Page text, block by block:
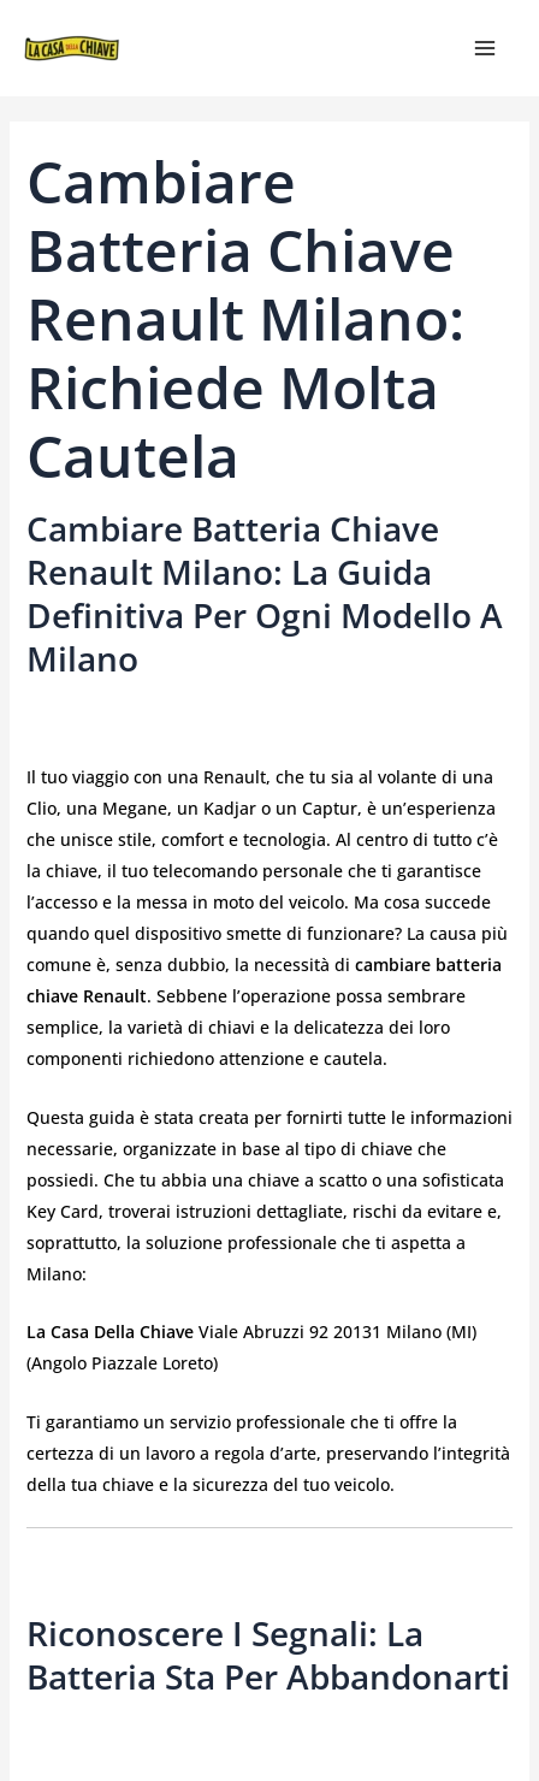
Cambiare
Batteria Chiave
Renault Milano:
Richiede Molta
Cautela
Cambiare Batteria Chiave
Renault Milano: La Guida
Definitiva Per Ogni Modello A
Milano
Il tuo viaggio con una Renault, che tu sia al volante di una
Clio, una Megane, un Kadjar o un Captur, è un’esperienza
che unisce stile, comfort e tecnologia. Al centro di tutto c’è
la chiave, il tuo telecomando personale che ti garantisce
l’accesso e la messa in moto del veicolo. Ma cosa succede
quando quel dispositivo smette di funzionare? La causa più
comune è, senza dubbio, la necessità di cambiare batteria
chiave Renault. Sebbene l’operazione possa sembrare
semplice, la varietà di chiavi e la delicatezza dei loro
componenti richiedono attenzione e cautela.
Questa guida è stata creata per fornirti tutte le informazioni
necessarie, organizzate in base al tipo di chiave che
possiedi. Che tu abbia una chiave a scatto o una sofisticata
Key Card, troverai istruzioni dettagliate, rischi da evitare e,
soprattutto, la soluzione professionale che ti aspetta a
Milano:
La Casa Della ChiaveViale Abruzzi 92 20131 Milano (MI)
(Angolo Piazzale Loreto)
Ti garantiamo un servizio professionale che ti offre la
certezza di un lavoro a regola d’arte, preservando l’integrità
della tua chiave e la sicurezza del tuo veicolo.
Riconoscere I Segnali: La
Batteria Sta Per Abbandonarti
ARTICOLI